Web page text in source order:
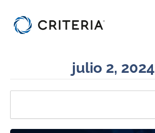
contenido
julio 2, 2024